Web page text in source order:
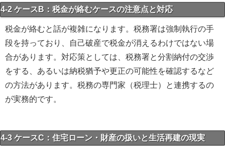
4-2 ケースB：税金が絡むケースの注意点と対応
税金が絡むと話が複雑になります。税務署は強制執行の手
段を持っており、自己破産で税金が消えるわけではない場
合があります。対応策としては、税務署と分割納付の交渉
をする、あるいは納税猶予や更正の可能性を確認するなど
の方法があります。税務の専門家（税理士）と連携するの
が実務的です。
4-3 ケースC：住宅ローン・財産の扱いと生活再建の現実